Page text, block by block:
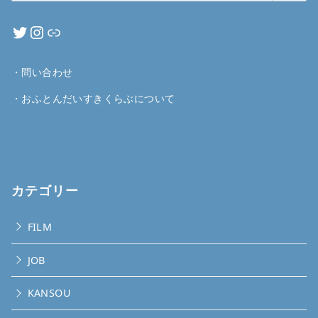
・ 問い合わせ
・ おふとんだいすきくらぶについて
カテゴリー
FILM
JOB
KANSOU